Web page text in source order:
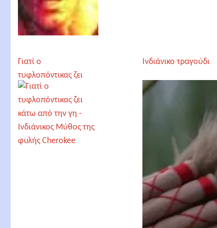
Γιατί ο
τυφλοπόντικας ζει
κάτω από την γη -
Ινδιάνικος Μύθος της
φυλής Cherokee
Ινδιάνικο τραγούδι